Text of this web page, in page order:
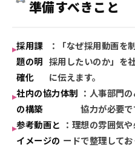
準備すべきこと
採用課
題の明
確化
：「なぜ採用動画を
採用したいのか」を
に伝えます。
社内の協力体制
の構築
：人事部門
協力が必要で
参考動画と
イメージの
：理想の雰囲気
ードで整理して